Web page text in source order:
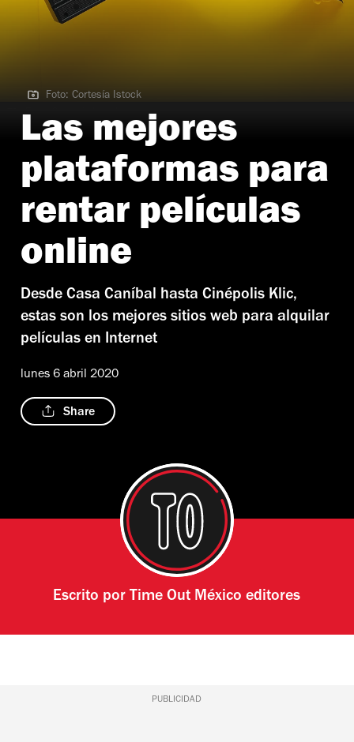
Foto: Cortesía Istock
Foto: Cortesía Istock
Las mejores
plataformas para
rentar películas
online
Desde Casa Caníbal hasta Cinépolis Klic,
estas son los mejores sitios web para alquilar
películas en Internet
lunes 6 abril 2020
Share
Escrito por Time Out México editores
PUBLICIDAD